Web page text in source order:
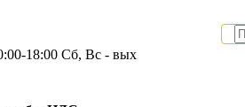
18:00 Сб, Вс - вых